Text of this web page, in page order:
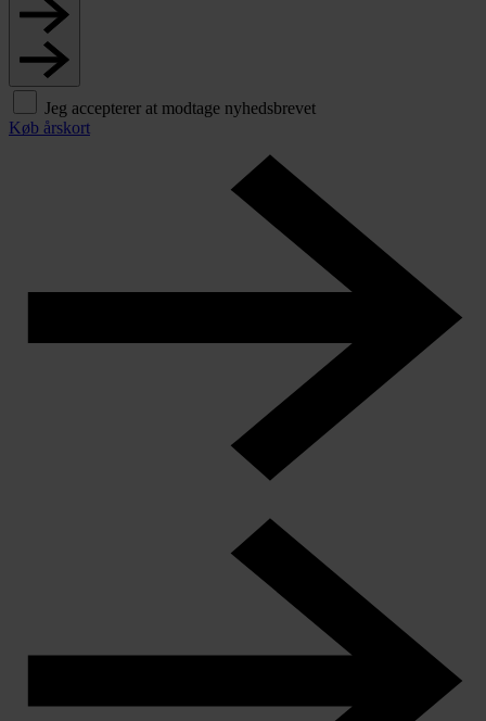
Jeg accepterer at modtage nyhedsbrevet
Køb årskort